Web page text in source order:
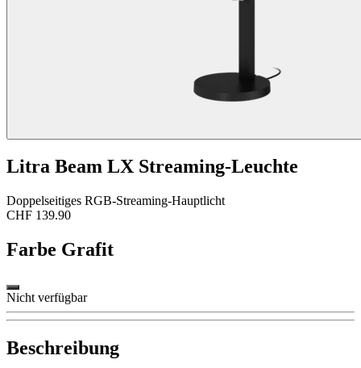
Litra Beam LX Streaming-Leuchte
Doppelseitiges RGB-Streaming-Hauptlicht
CHF 139.90
Farbe Grafit
Nicht verfügbar
Beschreibung